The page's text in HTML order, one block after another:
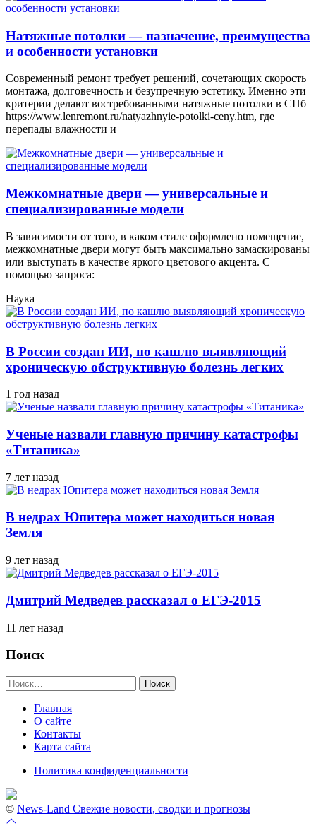
Натяжные потолки — назначение, преимущества
и особенности установки
Современный ремонт требует решений, сочетающих скорость
монтажа, долговечность и безупречную эстетику. Именно эти
критерии делают востребованными натяжные потолки в СПб
https://www.lenremont.ru/natyazhnyie-potolki-ceny.htm, где
перепады влажности и
Межкомнатные двери — универсальные и
специализированные модели
В зависимости от того, в каком стиле оформлено помещение,
межкомнатные двери могут быть максимально замаскированы
или выступать в качестве яркого цветового акцента. С
помощью запроса:
Наука
В России создан ИИ, по кашлю выявляющий
хроническую обструктивную болезнь легких
1 год назад
Ученые назвали главную причину катастрофы
«Титаника»
7 лет назад
В недрах Юпитера может находиться новая
Земля
9 лет назад
Дмитрий Медведев рассказал о ЕГЭ-2015
11 лет назад
Поиск
Найти:
Главная
О сайте
Контакты
Карта сайта
Политика конфиденциальности
© News-Land Свежие новости, сводки и прогнозы
Перейти